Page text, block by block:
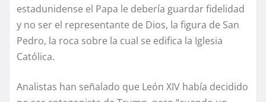
estadunidense el Papa le debería guardar fidelidad
y no ser el representante de Dios, la figura de San
Pedro, la roca sobre la cual se edifica la Iglesia
Católica.
Analistas han señalado que León XIV había decidido